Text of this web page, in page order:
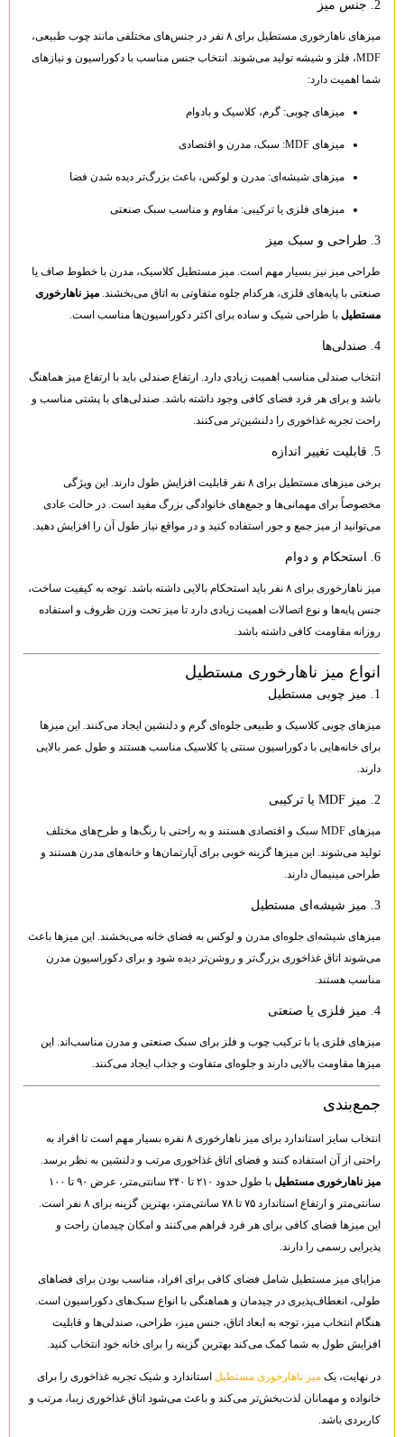
میزهای ناهارخوری مستطیل برای ۸ نفر در جنس‌های مختلفی مانند چوب طبیعی،
MDF، فلز و شیشه تولید می‌شوند. انتخاب جنس مناسب با دکوراسیون و نیازهای
شما اهمیت دارد:
میزهای چوبی: گرم، کلاسیک و بادوام
میزهای MDF: سبک، مدرن و اقتصادی
میزهای شیشه‌ای: مدرن و لوکس، باعث بزرگ‌تر دیده شدن فضا
میزهای فلزی یا ترکیبی: مقاوم و مناسب سبک صنعتی
طراحی میز نیز بسیار مهم است. میز مستطیل کلاسیک، مدرن با خطوط صاف یا
صنعتی با پایه‌های فلزی، هرکدام جلوه متفاوتی به اتاق می‌بخشند.میز ناهارخوری
مستطیلبا طراحی شیک و ساده برای اکثر دکوراسیون‌ها مناسب است.
انتخاب صندلی مناسب اهمیت زیادی دارد. ارتفاع صندلی باید با ارتفاع میز هماهنگ
باشد و برای هر فرد فضای کافی وجود داشته باشد. صندلی‌های با پشتی مناسب و
راحت تجربه غذاخوری را دلنشین‌تر می‌کنند.
برخی میزهای مستطیل برای ۸ نفر قابلیت افزایش طول دارند. این ویژگی
مخصوصاً برای مهمانی‌ها و جمع‌های خانوادگی بزرگ مفید است. در حالت عادی
می‌توانید از میز جمع و جور استفاده کنید و در مواقع نیاز طول آن را افزایش دهید.
میز ناهارخوری برای ۸ نفر باید استحکام بالایی داشته باشد. توجه به کیفیت ساخت،
جنس پایه‌ها و نوع اتصالات اهمیت زیادی دارد تا میز تحت وزن ظروف و استفاده
روزانه مقاومت کافی داشته باشد.
انواع میز ناهارخوری مستطیل
میزهای چوبی کلاسیک و طبیعی جلوه‌ای گرم و دلنشین ایجاد می‌کنند. این میزها
برای خانه‌هایی با دکوراسیون سنتی یا کلاسیک مناسب هستند و طول عمر بالایی
دارند.
میزهای MDF سبک و اقتصادی هستند و به راحتی با رنگ‌ها و طرح‌های مختلف
تولید می‌شوند. این میزها گزینه خوبی برای آپارتمان‌ها و خانه‌های مدرن هستند و
طراحی مینیمال دارند.
میزهای شیشه‌ای جلوه‌ای مدرن و لوکس به فضای خانه می‌بخشند. این میزها باعث
می‌شوند اتاق غذاخوری بزرگ‌تر و روشن‌تر دیده شود و برای دکوراسیون مدرن
مناسب هستند.
میزهای فلزی یا با ترکیب چوب و فلز برای سبک صنعتی و مدرن مناسب‌اند. این
میزها مقاومت بالایی دارند و جلوه‌ای متفاوت و جذاب ایجاد می‌کنند.
جمع‌بندی
انتخاب سایز استاندارد برای میز ناهارخوری ۸ نفره بسیار مهم است تا افراد به
راحتی از آن استفاده کنند و فضای اتاق غذاخوری مرتب و دلنشین به نظر برسد.
میز ناهارخوری مستطیل
با طول حدود ۲۱۰ تا ۲۴۰ سانتی‌متر، عرض ۹۰ تا ۱۰۰
سانتی‌متر و ارتفاع استاندارد ۷۵ تا ۷۸ سانتی‌متر، بهترین گزینه برای ۸ نفر است.
این میزها فضای کافی برای هر فرد فراهم می‌کنند و امکان چیدمان راحت و
پذیرایی رسمی را دارند.
مزایای میز مستطیل شامل فضای کافی برای افراد، مناسب بودن برای فضاهای
طولی، انعطاف‌پذیری در چیدمان و هماهنگی با انواع سبک‌های دکوراسیون است.
هنگام انتخاب میز، توجه به ابعاد اتاق، جنس میز، طراحی، صندلی‌ها و قابلیت
افزایش طول به شما کمک می‌کند بهترین گزینه را برای خانه خود انتخاب کنید.
در نهایت، یک میز ناهارخوری مستطیلاستاندارد و شیک تجربه غذاخوری را برای
خانواده و مهمانان لذت‌بخش‌تر می‌کند و باعث می‌شود اتاق غذاخوری زیبا، مرتب و
کاربردی باشد.